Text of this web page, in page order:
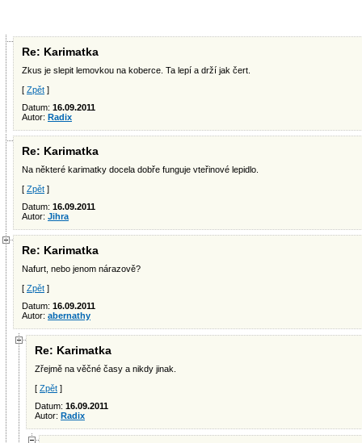
Re: Karimatka
Zkus je slepit lemovkou na koberce. Ta lepí a drží jak čert.
[ Zpět ]
Datum: 16.09.2011
Autor: Radix
Re: Karimatka
Na některé karimatky docela dobře funguje vteřinové lepidlo.
[ Zpět ]
Datum: 16.09.2011
Autor: Jihra
Re: Karimatka
Nafurt, nebo jenom nárazově?
[ Zpět ]
Datum: 16.09.2011
Autor: abernathy
Re: Karimatka
Zřejmě na věčné časy a nikdy jinak.
[ Zpět ]
Datum: 16.09.2011
Autor: Radix